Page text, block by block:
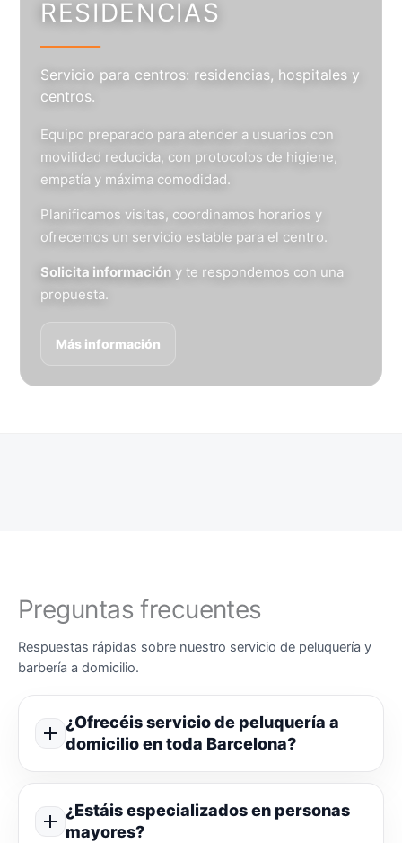
RESIDENCIAS
Servicio para centros: residencias, hospitales y
centros.
Equipo preparado para atender a usuarios con
movilidad reducida, con protocolos de higiene,
empatía y máxima comodidad.
Planificamos visitas, coordinamos horarios y
ofrecemos un servicio estable para el centro.
Solicita información y te respondemos con una
propuesta.
Más información
Preguntas frecuentes
Respuestas rápidas sobre nuestro servicio de peluquería y
barbería a domicilio.
¿Ofrecéis servicio de peluquería a
domicilio en toda Barcelona?
¿Estáis especializados en personas
mayores?